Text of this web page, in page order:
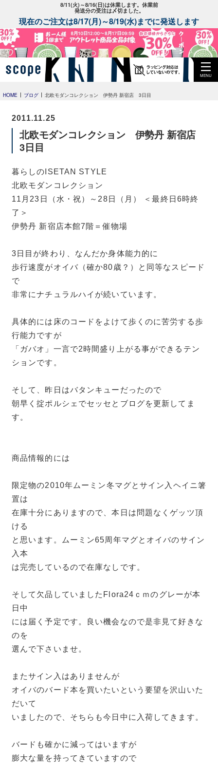
8/11(火)～8/16(日)は休業します。休業前
発送分の受注は〆切ました。
現在のご注文は8/17(月)～8/19(水)までに発送します
MENU
HOME ブログ 北欧モダンコレクション 伊勢丹 新宿店 3日目
2011.11.25
北欧モダンコレクション 伊勢丹 新宿店
3日目
暮らしのISETAN STYLE
北欧モダンコレクション
11月23日（水・祝）～28日（月） ＜最終日6時終
了＞
伊勢丹 新宿店本館7階＝催物場
3日目が終わり、なんだか身体能力的に
歩行速度がオイバ（確か80歳？）と同等なスピード
で
非常にナチュラルハイが続いています。
具体的には床のコードをよけて歩くのに苦労する歩
行能力ですが
「ガバオ」一言で2時間盛り上がる事ができるテン
ションです。
そして、昨日はバタンキューだったので
朝早く掟ポルシェでセッセとブログを更新してま
す。
商品情報的には
限定物の2010年ムーミン冬マグとサイン入ヘイニ箸
置は
在庫十分にありますので、本日は問題なくゲッツ頂
ける
と思います。ムーミン65周年マグとオイバのサイン
入本
は完売しているので在庫なしです。
そして欠品していましたFlora24ｃｍのグレーが本
日中
には届く予定です。良い機会なので是非見て好きな
のを
選んで下さいませ。
またサイン入はありませんが
オイバのバード本を買いたいという要望を沢山いた
だいて
いましたので、そちらも今日中に入荷してきます。
バードも確かに減ってはいますが
膨大な量を持ってきていますので